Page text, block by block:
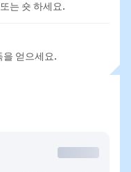
는 숏 하세요.
을 얻으세요.